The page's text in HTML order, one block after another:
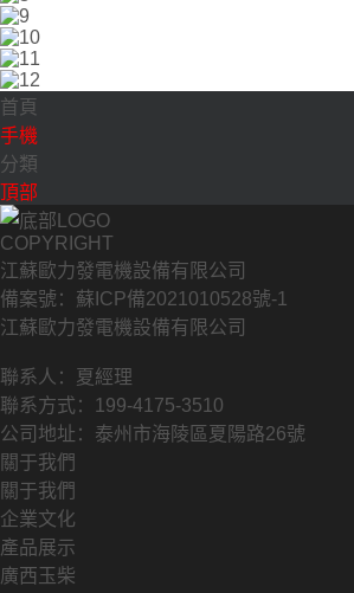
首頁
手機
分類
頂部
COPYRIGHT
江蘇歐力發電機設備有限公司
備案號：蘇ICP備2021010528號-1
江蘇歐力發電機設備有限公司
聯系人：夏經理
聯系方式：199-4175-3510
公司地址：泰州市海陵區夏陽路26號
關于我們
關于我們
企業文化
產品展示
廣西玉柴